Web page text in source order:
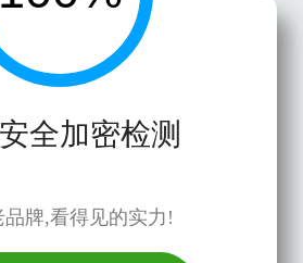
全加密检测
品牌,看得见的实力!